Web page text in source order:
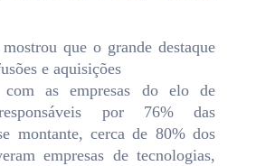
que o grande destaque
e aquisições
as empresas do elo de
por 76% das
montante, cerca de 80% dos
empresas de tecnologias,